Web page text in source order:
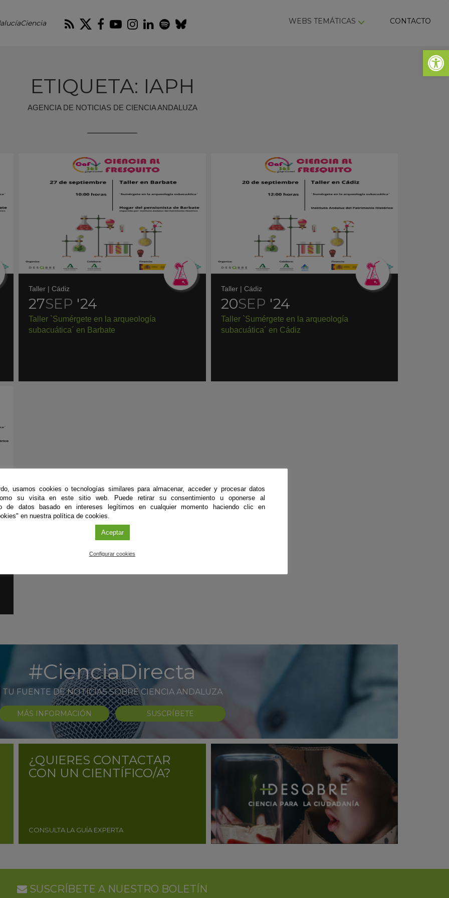
Abrir
RSS Twitter
Facebook
Youtube
Instagram
LinkedIn
Spotify
Bluesky WEBS TEMÁTICAS CONTACTO
ETIQUETA: IAPH
AGENCIA DE NOTICIAS DE CIENCIA ANDALUZA
Taller |Cádiz
27SEP '24
Taller `Sumérgete en la arqueología
subacuática´ en Barbate
Taller| Cádiz
20SEP '24
Taller `Sumérgete en la arqueología
subacuática´ en Cádiz
#CienciaDirecta
TU FUENTE DE NOTICIAS SOBRE CIENCIA ANDALUZA
MÁS INFORMACIÓN SUSCRÍBETE
¿QUIERES CONTACTAR
CON UN CIENTÍFICO/A?
CONSULTA LA GUÍA EXPERTA
SUSCRÍBETE A NUESTRO BOLETÍN
usamos cookies o tecnologías similares para almacenar, acceder y procesar datos
su visita en este sitio web. Puede retirar su consentimiento u oponerse al
de datos basado en intereses legítimos en cualquier momento haciendo clic en
en nuestra política de cookies.
Aceptar
Configurar cookies